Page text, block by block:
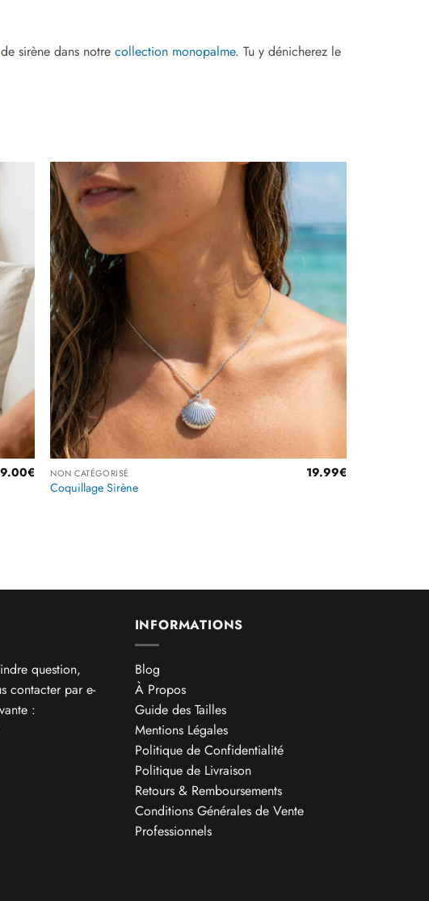
de sirène dans notre collection monopalme. Tu y dénicherez le
€Plage
prix :
liste
NON CATÉGORISÉ
Coquillage Sirène
19.99€
question,
contacter par e-
:
INFORMATIONS
Blog
À Propos
Guide des Tailles
Mentions Légales
Politique de Confidentialité
Politique de Livraison
Retours & Remboursements
Conditions Générales de Vente
Professionnels